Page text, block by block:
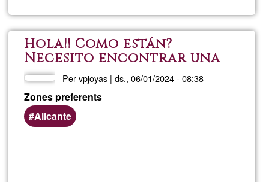
Hola!! Como están?
Necesito encontrar una
habitación en piso o
casita de campo
compartida. En Alicante o
alrededores. Puede ser
pago en junas o deuda. O
Pervpjoyas |ds., 06/01/2024 - 08:38
Zones preferents
Alicante